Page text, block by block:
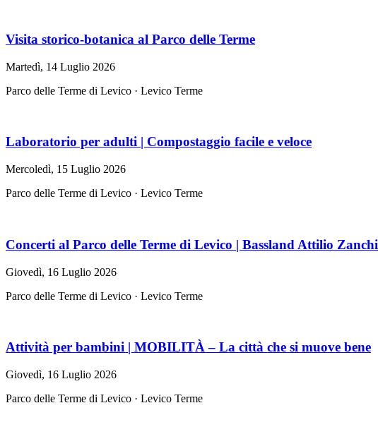
Visita storico-botanica al Parco delle Terme
Martedì, 14 Luglio 2026
Parco delle Terme di Levico · Levico Terme
Laboratorio per adulti | Compostaggio facile e veloce
Mercoledì, 15 Luglio 2026
Parco delle Terme di Levico · Levico Terme
Concerti al Parco delle Terme di Levico | Bassland Attilio Zanchi
Giovedì, 16 Luglio 2026
Parco delle Terme di Levico · Levico Terme
Attività per bambini | MOBILITÀ – La città che si muove bene
Giovedì, 16 Luglio 2026
Parco delle Terme di Levico · Levico Terme